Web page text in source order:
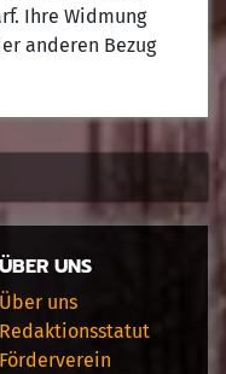
Ihre Widmung
anderen Bezug
ÜBER UNS
Über uns
Redaktionsstatut
Förderverein